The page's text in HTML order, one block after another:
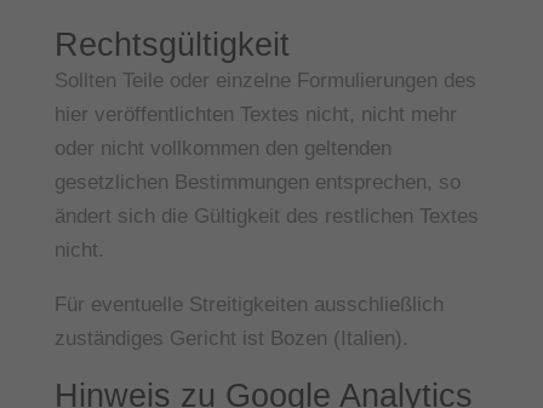
Rechtsgültigkeit
Sollten Teile oder einzelne Formulierungen des
hier veröffentlichten Textes nicht, nicht mehr
oder nicht vollkommen den geltenden
gesetzlichen Bestimmungen entsprechen, so
ändert sich die Gültigkeit des restlichen Textes
nicht.
Für eventuelle Streitigkeiten ausschließlich
zuständiges Gericht ist Bozen (Italien).
Hinweis zu Google Analytics